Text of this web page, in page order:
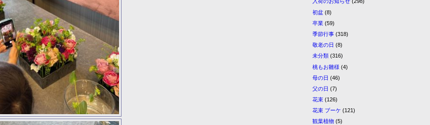
入荷のお知らせ (298)
初盆 (8)
卒業 (59)
季節行事 (318)
敬老の日 (8)
未分類 (316)
桃もお雛様 (4)
母の日 (46)
父の日 (7)
花束 (126)
花束 ブーケ (121)
観葉植物 (5)